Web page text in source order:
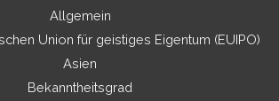
Allgemein
Union für geistiges Eigentum (EUIPO)
Asien
Bekanntheitsgrad